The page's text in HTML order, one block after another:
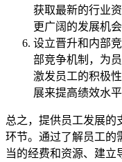
获取最新的行业
更广阔的发展机
设立晋升和内部
部竞争机制，为
激发员工的积极
展来提高绩效水平
总之，提供员工发展的
环节。通过了解员工的
当的经费和资源、建立